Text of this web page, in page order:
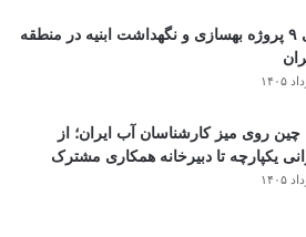
اجرای ۹ پروژه بهسازی و نگهداشت ابنیه در منطقه
چین روی میز کارشناسان آب ایران؛ از
یکپارچه تا دبیرخانه همکاری مشترک